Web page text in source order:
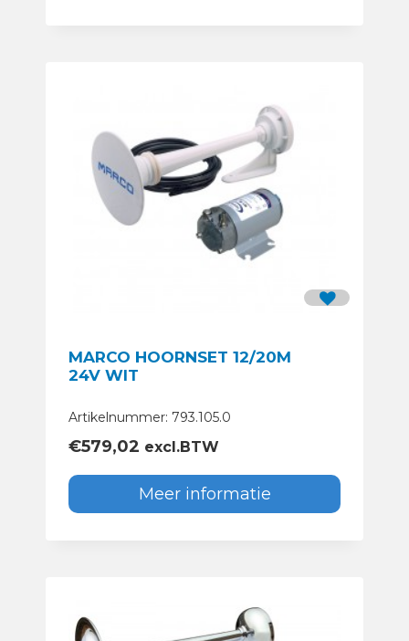
MARCO HOORNSET 12/20M
24V WIT
Artikelnummer: 793.105.0
€579,02 excl.BTW
Meer informatie